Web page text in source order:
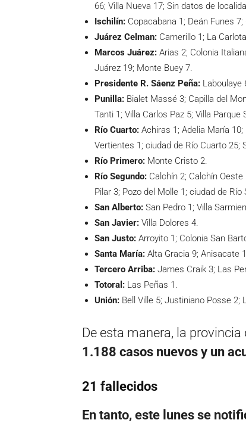
66; Villa Nueva 17; Sin datos de
Ischilín: Copacabana 1; Deán Funes 7;
Juárez Celman: Carnerillo 1; La
Marcos Juárez: Arias 2; Colonia
Juárez 19; Monte Buey 7.
Presidente R. Sáenz Peña: Laboulaye
Punilla: Bialet Massé 3; Capilla del
Tanti 1; Villa Carlos Paz 5; Villa
Río Cuarto: Achiras 1; Adelia María
Vertientes 1; ciudad de Río Cuarto 25;
Río Primero: Monte Cristo 2.
Río Segundo: Calchín 2; Calchín
Pilar 3; Pozo del Molle 1; ciudad de
San Alberto: San Pedro 1; Villa
San Javier: Villa Dolores 4.
San Justo: Arroyito 1; Colonia San
Santa María: Alta Gracia 9; Anisacate
Tercero Arriba: James Craik 3; Las
Totoral: Las Peñas 1.
Unión: Bell Ville 5; Justiniano Posse 2;
De esta manera, la
1.188 casos nuevos y un
21 fallecidos
En tanto, este lunes se